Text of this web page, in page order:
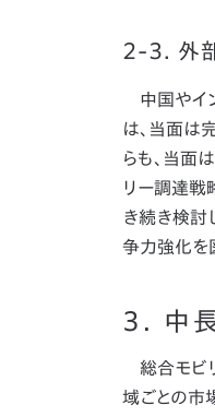
2-3. 外
中国やイ
は、当面は
らも、当面
リー調達戦
き続き検討
争力強化を
3. 中
総合モビ
域ごとの市